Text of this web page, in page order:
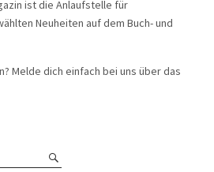
ist die Anlaufstelle für
Neuheiten auf dem Buch- und
Melde dich einfach bei uns über das